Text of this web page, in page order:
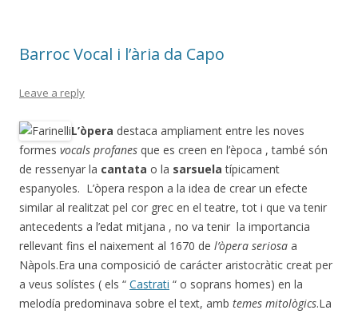
k ix
Barroc Vocal i l’ària da Capo
Leave a reply
L’òpera destaca ampliament entre les noves
formes vocals profanes que es creen en l’època , també són
de ressenyar la cantata o la sarsuelatípicament
espanyoles. L’òpera respon a la idea de crear un efecte
similar al realitzat pel cor grec en el teatre, tot i que va tenir
antecedents a l’edat mitjana , no va tenir la importancia
rellevant fins el naixement al 1670 de l’òpera seriosa a
Nàpols.Era una composició de carácter aristocràtic creat per
a veus solístes ( els “ Castrati “ o soprans homes) en la
melodía predominava sobre el text, amb temes mitològics.La